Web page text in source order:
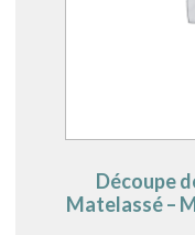
Découpe
Matelassé –